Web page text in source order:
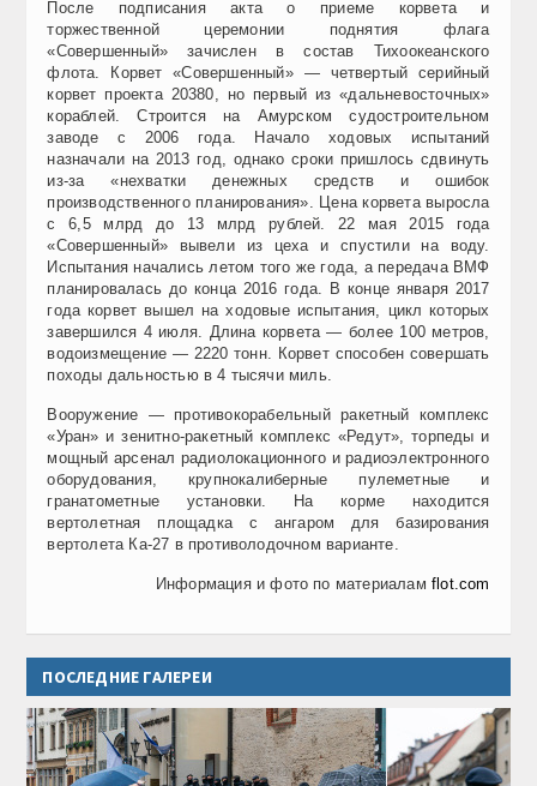
После подписания акта о приеме корвета и
торжественной церемонии поднятия флага
«Совершенный» зачислен в состав Тихоокеанского
флота. Корвет «Совершенный» — четвертый серийный
корвет проекта 20380, но первый из «дальневосточных»
кораблей. Строится на Амурском судостроительном
заводе с 2006 года. Начало ходовых испытаний
назначали на 2013 год, однако сроки пришлось сдвинуть
из-за «нехватки денежных средств и ошибок
производственного планирования». Цена корвета выросла
с 6,5 млрд до 13 млрд рублей. 22 мая 2015 года
«Совершенный» вывели из цеха и спустили на воду.
Испытания начались летом того же года, а передача ВМФ
планировалась до конца 2016 года. В конце января 2017
года корвет вышел на ходовые испытания, цикл которых
завершился 4 июля. Длина корвета — более 100 метров,
водоизмещение — 2220 тонн. Корвет способен совершать
походы дальностью в 4 тысячи миль.
Вооружение — противокорабельный ракетный комплекс
«Уран» и зенитно-ракетный комплекс «Редут», торпеды и
мощный арсенал радиолокационного и радиоэлектронного
оборудования, крупнокалиберные пулеметные и
гранатометные установки. На корме находится
вертолетная площадка с ангаром для базирования
вертолета Ка-27 в противолодочном варианте.
Информация и фото по материаламflot.com
ПОСЛЕДНИЕ ГАЛЕРЕИ